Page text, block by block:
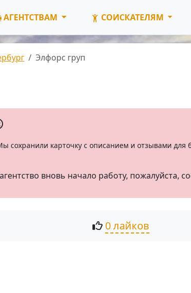
АГЕНТСТВАМ СОИСКАТЕЛЯМ
Элфорс груп
сохранили карточку с описанием и отзывами для
вновь начало работу, пожалуйста,
0 лайков